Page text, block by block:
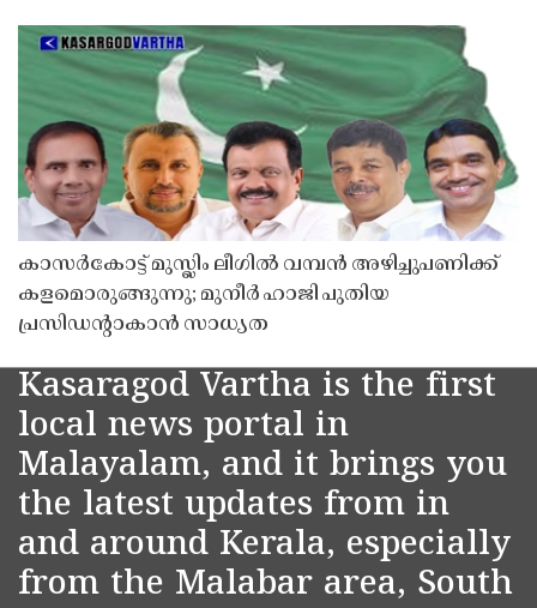
കാസർകോട്ട് മുസ്ലിം ലീഗിൽ വമ്പൻ അഴിച്ചുപണിക്ക്
കളമൊരുങ്ങുന്നു; മുനീർ ഹാജി പുതിയ
പ്രസിഡൻ്റാകാൻ സാധ്യത
Kasaragod Vartha is the first
local news portal in
Malayalam, and it brings you
the latest updates from in
and around Kerala, especially
from the Malabar area, South